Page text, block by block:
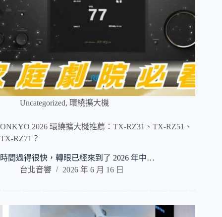
Uncategorized, 環繞擴大機
ONKYO 2026 環繞擴大機推薦：TX-RZ31、TX-RZ51、
TX-RZ71？
時間過得很快，轉眼已經來到了 2026 年中…
台北音響
2026 年 6 月 16 日